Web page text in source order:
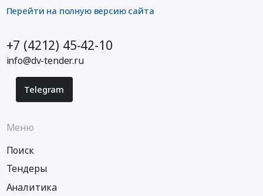
Перейти на полную версию сайта
+7 (4212) 45-42-10
info@dv-tender.ru
Telegram
Меню
Поиск
Тендеры
Аналитика